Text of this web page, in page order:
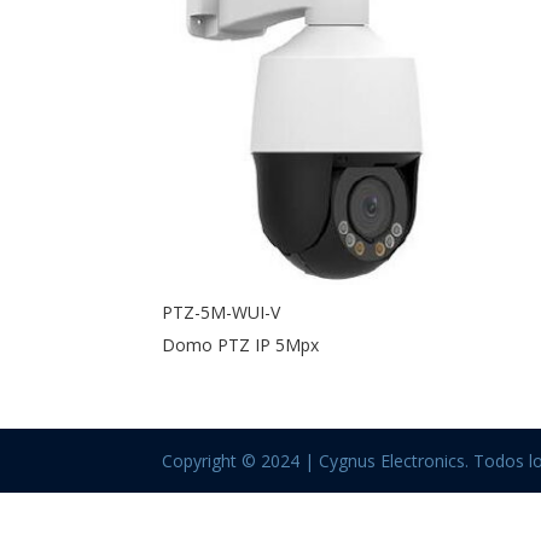
PTZ-5M-WUI-V
Domo PTZ IP 5Mpx
Copyright © 2024 | Cygnus Electronics. Todos